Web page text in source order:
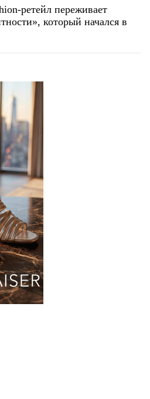
ретейл переживает
который начался в